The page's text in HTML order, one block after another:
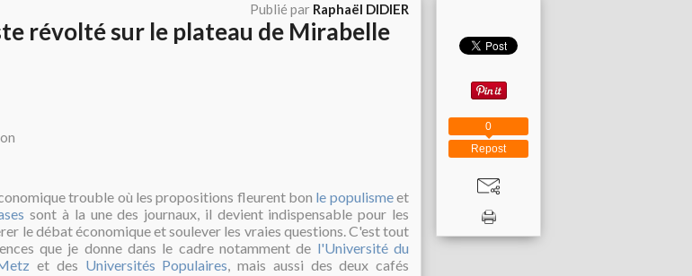
Publié par Raphaël DIDIER
révolté sur le plateau de Mirabelle
trouble où les propositions fleurent bon le populismeet
sont à la une des journaux, il devient indispensable pour les
le débat économique et soulever les vraies questions. C'est tout
que je donne dans le cadre notamment de l'Université du
et des Universités Populaires, mais aussi des deux cafés
Repost
0